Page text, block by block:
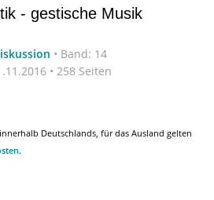
- gestische Musik
• Band: 14
• 258 Seiten
Deutschlands, für das Ausland gelten
.